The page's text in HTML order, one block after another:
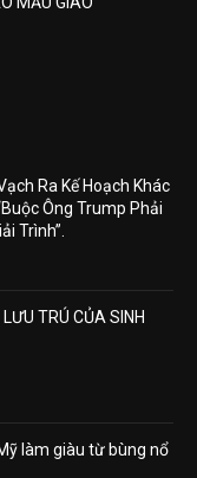
Ra Kế Hoạch Khác
Ông Trump Phải
Trình”.
TRÚ CỦA SINH
làm giàu từ bùng nổ